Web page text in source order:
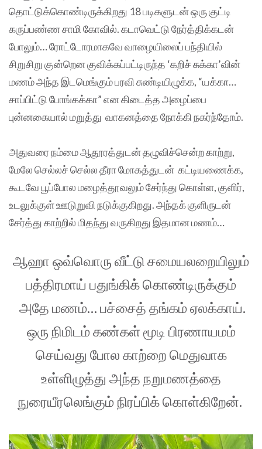
தொட்டுக்கொண்டிருக்கிறது 18 படிகளுடன் ஒரு குட்டி
கருப்பண்ண சாமி கோவில். கடாவெட்டு நேர்த்திக்கடன்
போலும்… ரோட்டோரமாகவே வாழையிலைப் பந்தியில்
சிறுசிறு குன்றென குவிக்கப்பட்டிருந்த ‘கறிச் சுக்கா’வின்
மணம் அந்த இடமெங்கும் பரவி சுண்டியிழுக்க, “யக்கா…
சாப்பிட்டு போங்கக்கா” என கிடைத்த அழைப்பை
புன்னகையால் மறுத்து வாகனத்தை நோக்கி நகர்ந்தோம்.
அதுவரை நம்மை ஆதூரத்துடன் தழுவிச்சென்ற காற்று,
மேலே செல்லச் செல்ல தீரா மோகத்துடன் கட்டியணைக்க,
கூடவே பூப்போல மழைத்தூவலும் சேர்ந்து கொள்ள, குளிர்,
உடலுக்குள் ஊடுறுவி நடுக்குகிறது. அந்தக் குளிருடன்
சேர்த்து காற்றில் மிதந்து வருகிறது இதமான மணம்…
ஆஹா ஒவ்வொரு வீட்டு சமையலறையிலும்
பத்திரமாய் பதுங்கிக் கொண்டிருக்கும்
அதே மணம்… பச்சைத் தங்கம் ஏலக்காய்.
ஒரு நிமிடம் கண்கள் மூடி பிரணாயமம்
செய்வது போல காற்றை மெதுவாக
உள்ளிழுத்து அந்த நறுமணத்தை
நுரையீரலெங்கும் நிரப்பிக் கொள்கிறேன்.